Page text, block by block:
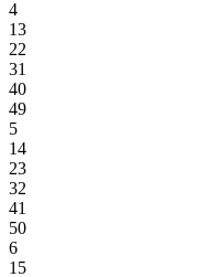
4
13
22
31
40
49
5
14
23
32
41
50
6
15